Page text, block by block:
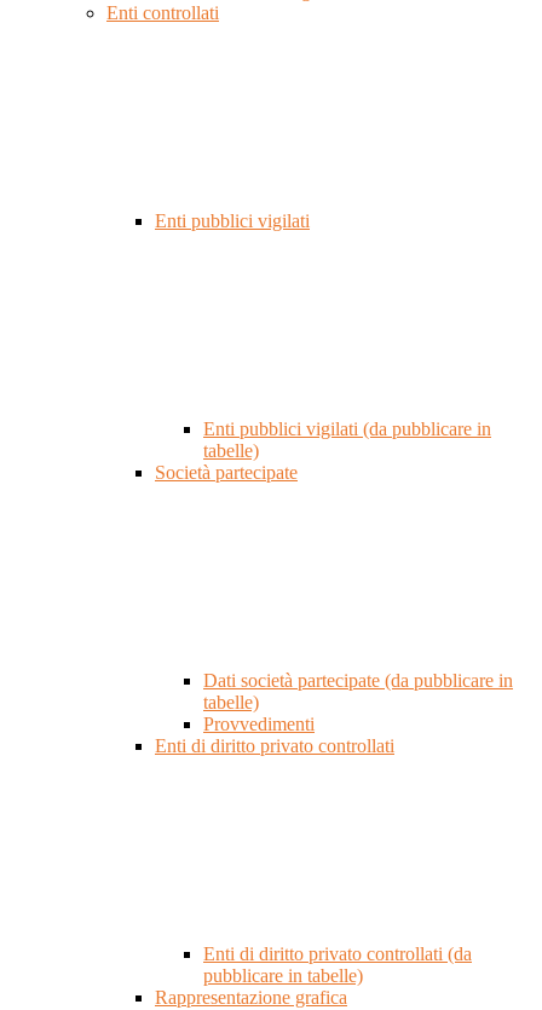
Enti controllati
Enti pubblici vigilati
Enti pubblici vigilati (da pubblicare in
tabelle)
Società partecipate
Dati società partecipate (da pubblicare in
tabelle)
Provvedimenti
Enti di diritto privato controllati
Enti di diritto privato controllati (da
pubblicare in tabelle)
Rappresentazione grafica